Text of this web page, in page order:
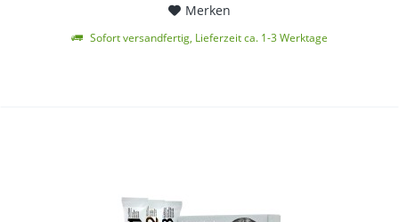
Merken
Sofort versandfertig, Lieferzeit ca. 1-3 Werktage